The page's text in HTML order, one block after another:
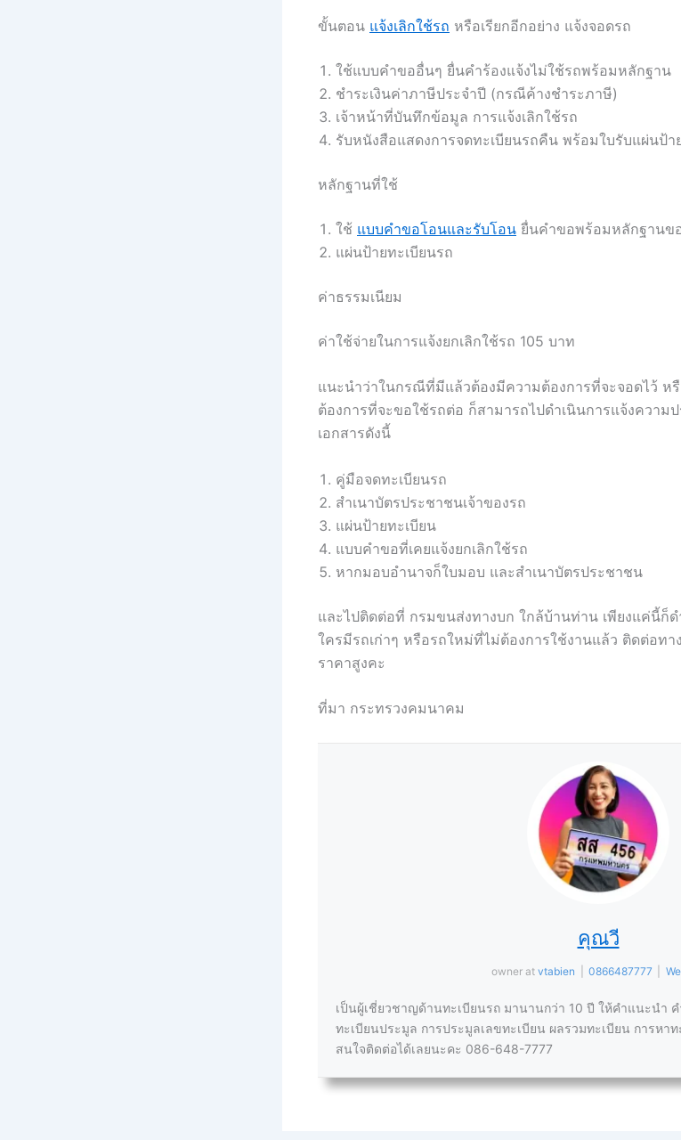
ขั้นตอน แจ้งเลิกใช้รถ หรือเรียกอีกอย่าง แจ้งจอดรถ
ใช้แบบคำขออื่นๆ ยื่นคำร้องแจ้งไม่ใช้รถพร้อมหลักฐาน
ชำระเงินค่าภาษีประจำปี (กรณีค้างชำระภาษี)
เจ้าหน้าที่บันทึกข้อมูล การแจ้งเลิกใช้รถ
รับหนังสือแสดงการจดทะเบียนรถคืน พร้อมใบรับแผ่นป้า
หลักฐานที่ใช้
ใช้ แบบคำขอโอนและรับโอน ยื่นคำขอพร้อมหลักฐานข
แผ่นป้ายทะเบียนรถ
ค่าธรรมเนียม
ค่าใช้จ่ายในการแจ้งยกเลิกใช้รถ 105 บาท
แนะนำว่าในกรณีที่มีแล้วต้องมีความต้องการที่จะจอดไว้ ห
ต้องการที่จะขอใช้รถต่อ ก็สามารถไปดำเนินการแจ้งความ
เอกสารดังนี้
คู่มือจดทะเบียนรถ
สำเนาบัตรประชาชนเจ้าของรถ
แผ่นป้ายทะเบียน
แบบคำขอที่เคยแจ้งยกเลิกใช้รถ
หากมอบอำนาจก็ใบมอบ และสำเนาบัตรประชาชน
และไปติดต่อที่ กรมขนส่งทางบก ใกล้บ้านท่าน เพียงแค่นี้ก็ด
ใครมีรถเก่าๆ หรือรถใหม่ที่ไม่ต้องการใช้งานแล้ว ติดต่อทา
ราคาสูงคะ
ที่มา กระทรวงคมนาคม
คุณวี
owner at vtabien 0866487777
เป็นผู้เชี่ยวชาญด้านทะเบียนรถ มานานกว่า 10 ปี ให้คำแนะนำ ค
ทะเบียนประมูล การประมูลเลขทะเบียน ผลรวมทะเบียน การหาท
สนใจติดต่อได้เลยนะคะ 086-648-7777